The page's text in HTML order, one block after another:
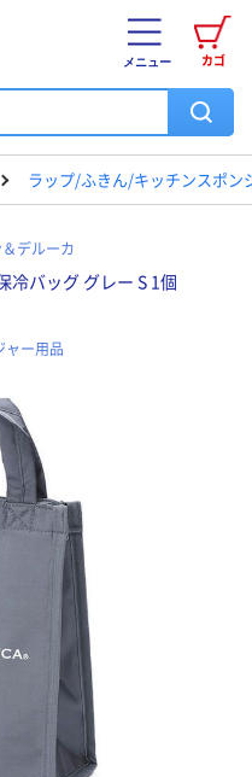
カゴ
メニュー
ラップ/ふきん/キッチンスポン
デルーカ
バッグ グレー S 1個
ャー用品